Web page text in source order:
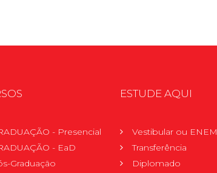
- Presencial
- EaD
Graduação
ESTUDE AQUI
Vestibular ou ENEM
Transferência
Diplomado